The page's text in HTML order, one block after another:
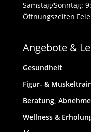
Samstag/Sonntag:
Öffnungszeiten
Angebote &
Gesundheit
Figur- &
Beratung,
Wellness &